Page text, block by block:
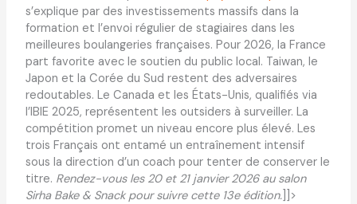
s’explique par des investissements massifs dans la
formation et l’envoi régulier de stagiaires dans les
meilleures boulangeries françaises. Pour 2026, la France
part favorite avec le soutien du public local. Taiwan, le
Japon et la Corée du Sud restent des adversaires
redoutables. Le Canada et les États-Unis, qualifiés via
l’IBIE 2025, représentent les outsiders à surveiller. La
compétition promet un niveau encore plus élevé. Les
trois Français ont entamé un entraînement intensif
sous la direction d’un coach pour tenter de conserver le
titre. Rendez-vous les 20 et 21 janvier 2026 au salon
Sirha Bake & Snack pour suivre cette 13e édition.]]>